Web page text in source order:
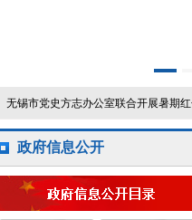
无锡市党史方志办公室联合开展暑期
政府信息公开